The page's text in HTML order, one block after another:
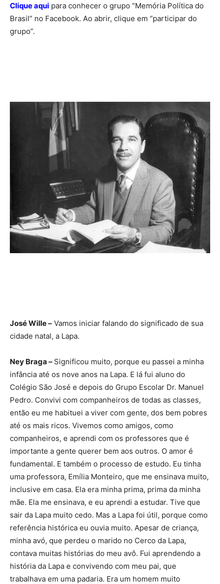
Clique aqui para conhecer o grupo “Memória Política do
Brasil” no Facebook. Ao abrir, clique em “participar do
grupo”.
José Wille – Vamos iniciar falando do significado de sua
cidade natal, a Lapa.
Ney Braga – Significou muito, porque eu passei a minha
infância até os nove anos na Lapa. E lá fui aluno do
Colégio São José e depois do Grupo Escolar Dr. Manuel
Pedro. Convivi com companheiros de todas as classes,
então eu me habituei a viver com gente, dos bem pobres
até os mais ricos. Vivemos como amigos, como
companheiros, e aprendi com os professores que é
importante a gente querer bem aos outros. O amor é
fundamental. E também o processo de estudo. Eu tinha
uma professora, Emília Monteiro, que me ensinava muito,
inclusive em casa. Ela era minha prima, prima da minha
mãe. Ela me ensinava, e eu aprendi a estudar. Tive que
sair da Lapa muito cedo. Mas a Lapa foi útil, porque como
referência histórica eu ouvia muito. Apesar de criança,
minha avó, que perdeu o marido no Cerco da Lapa,
contava muitas histórias do meu avô. Fui aprendendo a
história da Lapa e convivendo com meu pai, que
trabalhava em uma padaria. Era um homem muito